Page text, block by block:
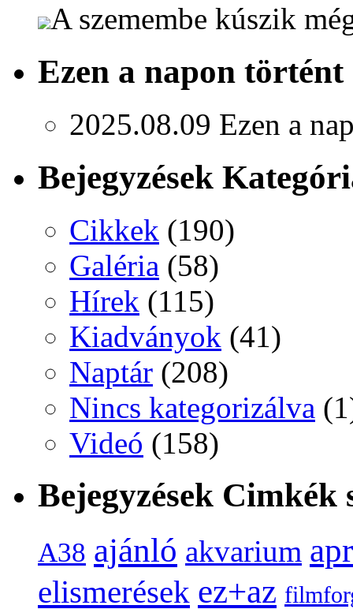
A szemembe kúszik
Ezen a napon történt
2025.08.09 Ezen a
Bejegyzések
Cikkek (190)
Galéria (58)
Hírek (115)
Kiadványok (41)
Naptár (208)
Nincs kategorizálva
Videó (158)
Bejegyzések Cimkék
A38 ajánló akvarium
elismerések ez+az